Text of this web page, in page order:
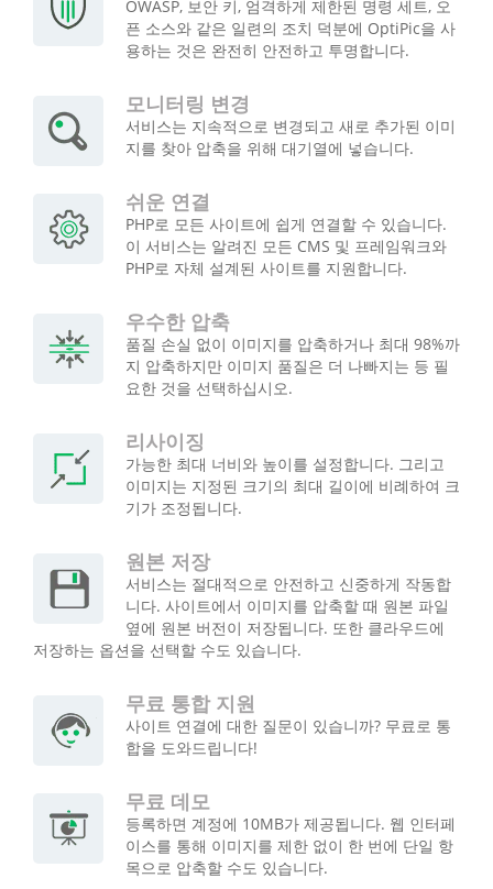
OWASP, 보안 키, 엄격하게 제한된 명령 세트, 오
픈 소스와 같은 일련의 조치 덕분에 OptiPic을 사
용하는 것은 완전히 안전하고 투명합니다.
모니터링 변경
서비스는 지속적으로 변경되고 새로 추가된 이미
지를 찾아 압축을 위해 대기열에 넣습니다.
쉬운 연결
PHP로 모든 사이트에 쉽게 연결할 수 있습니다.
이 서비스는 알려진 모든 CMS 및 프레임워크와
PHP로 자체 설계된 사이트를 지원합니다.
우수한 압축
품질 손실 없이 이미지를 압축하거나 최대 98%까
지 압축하지만 이미지 품질은 더 나빠지는 등 필
요한 것을 선택하십시오.
리사이징
가능한 최대 너비와 높이를 설정합니다. 그리고
이미지는 지정된 크기의 최대 길이에 비례하여 크
기가 조정됩니다.
원본 저장
서비스는 절대적으로 안전하고 신중하게 작동합
니다. 사이트에서 이미지를 압축할 때 원본 파일
옆에 원본 버전이 저장됩니다. 또한 클라우드에
저장하는 옵션을 선택할 수도 있습니다.
무료 통합 지원
사이트 연결에 대한 질문이 있습니까? 무료로 통
합을 도와드립니다!
무료 데모
등록하면 계정에 10MB가 제공됩니다. 웹 인터페
이스를 통해 이미지를 제한 없이 한 번에 단일 항
목으로 압축할 수도 있습니다.